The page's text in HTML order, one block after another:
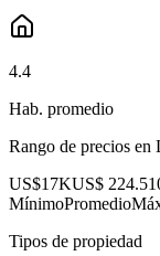
4.4
Hab. promedio
Rango de precios en
US$17KUS$
MínimoPromedio
Tipos de propiedad